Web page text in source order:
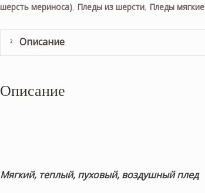
шерсть мериноса), Пледы из шерсти, Пледы мягкие
Описание
Описание
Мягкий, теплый, пуховый, воздушный плед